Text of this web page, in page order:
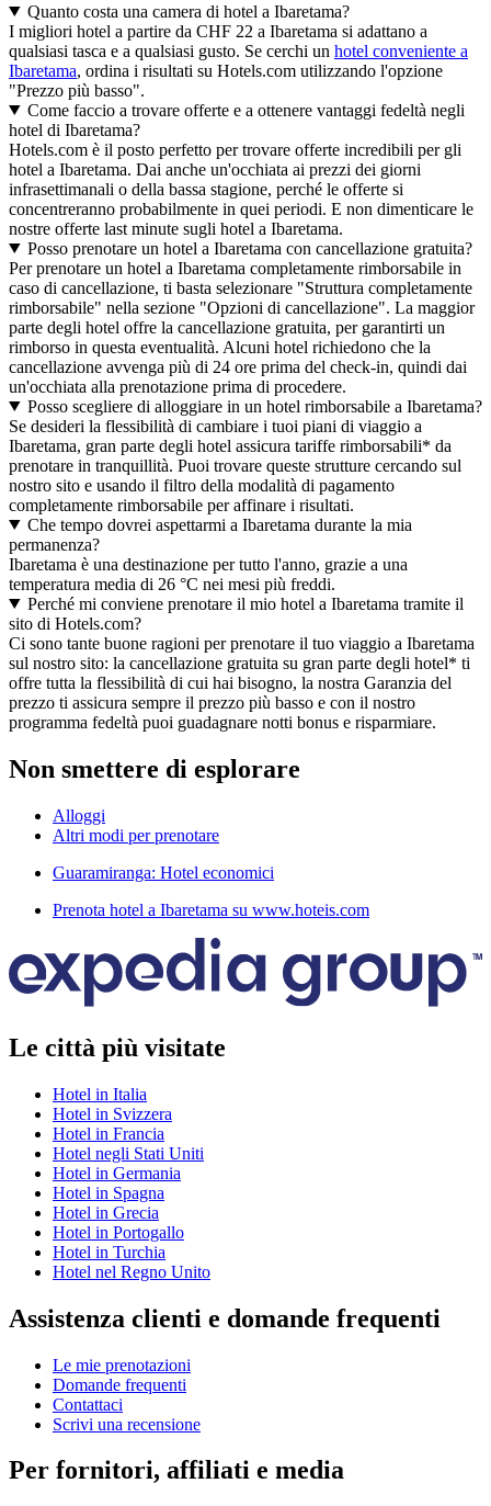
Quanto costa una camera di hotel a Ibaretama?
I migliori hotel a partire da CHF 22 a Ibaretama si adattano a
qualsiasi tasca e a qualsiasi gusto. Se cerchi un hotel conveniente a
Ibaretama, ordina i risultati su Hotels.com utilizzando l'opzione
"Prezzo più basso".
Come faccio a trovare offerte e a ottenere vantaggi fedeltà negli
hotel di Ibaretama?
Hotels.com è il posto perfetto per trovare offerte incredibili per gli
hotel a Ibaretama. Dai anche un'occhiata ai prezzi dei giorni
infrasettimanali o della bassa stagione, perché le offerte si
concentreranno probabilmente in quei periodi. E non dimenticare le
nostre offerte last minute sugli hotel a Ibaretama.
Posso prenotare un hotel a Ibaretama con cancellazione gratuita?
Per prenotare un hotel a Ibaretama completamente rimborsabile in
caso di cancellazione, ti basta selezionare "Struttura completamente
rimborsabile" nella sezione "Opzioni di cancellazione". La maggior
parte degli hotel offre la cancellazione gratuita, per garantirti un
rimborso in questa eventualità. Alcuni hotel richiedono che la
cancellazione avvenga più di 24 ore prima del check-in, quindi dai
un'occhiata alla prenotazione prima di procedere.
Posso scegliere di alloggiare in un hotel rimborsabile a Ibaretama?
Se desideri la flessibilità di cambiare i tuoi piani di viaggio a
Ibaretama, gran parte degli hotel assicura tariffe rimborsabili* da
prenotare in tranquillità. Puoi trovare queste strutture cercando sul
nostro sito e usando il filtro della modalità di pagamento
completamente rimborsabile per affinare i risultati.
Che tempo dovrei aspettarmi a Ibaretama durante la mia
permanenza?
Ibaretama è una destinazione per tutto l'anno, grazie a una
temperatura media di 26 °C nei mesi più freddi.
Perché mi conviene prenotare il mio hotel a Ibaretama tramite il
sito di Hotels.com?
Ci sono tante buone ragioni per prenotare il tuo viaggio a Ibaretama
sul nostro sito: la cancellazione gratuita su gran parte degli hotel* ti
offre tutta la flessibilità di cui hai bisogno, la nostra Garanzia del
prezzo ti assicura sempre il prezzo più basso e con il nostro
programma fedeltà puoi guadagnare notti bonus e risparmiare.
Non smettere di esplorare
Alloggi
Altri modi per prenotare
Guaramiranga: Hotel economici
Prenota hotel a Ibaretama su www.hoteis.com
Le città più visitate
Hotel in Italia
Hotel in Svizzera
Hotel in Francia
Hotel negli Stati Uniti
Hotel in Germania
Hotel in Spagna
Hotel in Grecia
Hotel in Portogallo
Hotel in Turchia
Hotel nel Regno Unito
Assistenza clienti e domande frequenti
Le mie prenotazioni
Domande frequenti
Contattaci
Scrivi una recensione
Per fornitori, affiliati e media